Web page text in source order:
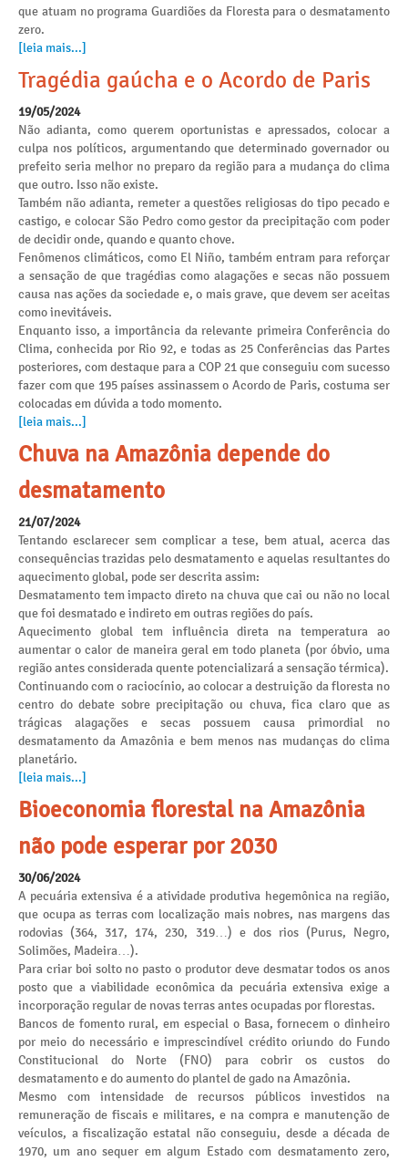
que atuam no programa Guardiões da Floresta para o desmatamento
zero.
[leia mais...]
Tragédia gaúcha e o Acordo de Paris
19/05/2024
Não adianta, como querem oportunistas e apressados, colocar a
culpa nos políticos, argumentando que determinado governador ou
prefeito seria melhor no preparo da região para a mudança do clima
que outro. Isso não existe.
Também não adianta, remeter a questões religiosas do tipo pecado e
castigo, e colocar São Pedro como gestor da precipitação com poder
de decidir onde, quando e quanto chove.
Fenômenos climáticos, como El Niño, também entram para reforçar
a sensação de que tragédias como alagações e secas não possuem
causa nas ações da sociedade e, o mais grave, que devem ser aceitas
como inevitáveis.
Enquanto isso, a importância da relevante primeira Conferência do
Clima, conhecida por Rio 92, e todas as 25 Conferências das Partes
posteriores, com destaque para a COP 21 que conseguiu com sucesso
fazer com que 195 países assinassem o Acordo de Paris, costuma ser
colocadas em dúvida a todo momento.
[leia mais...]
Chuva na Amazônia depende do
desmatamento
21/07/2024
Tentando esclarecer sem complicar a tese, bem atual, acerca das
consequências trazidas pelo desmatamento e aquelas resultantes do
aquecimento global, pode ser descrita assim:
Desmatamento tem impacto direto na chuva que cai ou não no local
que foi desmatado e indireto em outras regiões do país.
Aquecimento global tem influência direta na temperatura ao
aumentar o calor de maneira geral em todo planeta (por óbvio, uma
região antes considerada quente potencializará a sensação térmica).
Continuando com o raciocínio, ao colocar a destruição da floresta no
centro do debate sobre precipitação ou chuva, fica claro que as
trágicas alagações e secas possuem causa primordial no
desmatamento da Amazônia e bem menos nas mudanças do clima
planetário.
[leia mais...]
Bioeconomia florestal na Amazônia
não pode esperar por 2030
30/06/2024
A pecuária extensiva é a atividade produtiva hegemônica na região,
que ocupa as terras com localização mais nobres, nas margens das
rodovias (364, 317, 174, 230, 319…) e dos rios (Purus, Negro,
Solimões, Madeira…).
Para criar boi solto no pasto o produtor deve desmatar todos os anos
posto que a viabilidade econômica da pecuária extensiva exige a
incorporação regular de novas terras antes ocupadas por florestas.
Bancos de fomento rural, em especial o Basa, fornecem o dinheiro
por meio do necessário e imprescindível crédito oriundo do Fundo
Constitucional do Norte (FNO) para cobrir os custos do
desmatamento e do aumento do plantel de gado na Amazônia.
Mesmo com intensidade de recursos públicos investidos na
remuneração de fiscais e militares, e na compra e manutenção de
veículos, a fiscalização estatal não conseguiu, desde a década de
1970, um ano sequer em algum Estado com desmatamento zero,